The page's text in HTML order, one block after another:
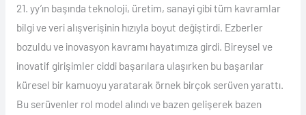
21. yy’ın başında teknoloji, üretim, sanayi gibi tüm kavramlar
bilgi ve veri alışverişinin hızıyla boyut değiştirdi. Ezberler
bozuldu ve inovasyon kavramı hayatımıza girdi. Bireysel ve
inovatif girişimler ciddi başarılara ulaşırken bu başarılar
küresel bir kamuoyu yaratarak örnek birçok serüven yarattı.
Bu serüvenler rol model alındı ve bazen gelişerek bazen